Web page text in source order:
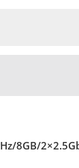
8GB/